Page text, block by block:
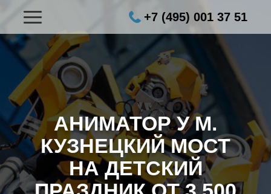
+7 (495) 001 37 51
АНИМАТОР У М.
КУЗНЕЦКИЙ МОСТ
НА ДЕТСКИЙ